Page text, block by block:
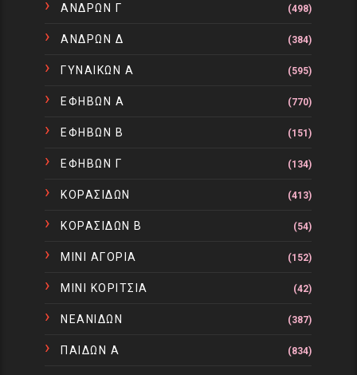
ΑΝΔΡΩΝ Γ (498)
ΑΝΔΡΩΝ Δ (384)
ΓΥΝΑΙΚΩΝ Α (595)
ΕΦΗΒΩΝ Α (770)
ΕΦΗΒΩΝ Β (151)
ΕΦΗΒΩΝ Γ (134)
ΚΟΡΑΣΙΔΩΝ (413)
ΚΟΡΑΣΙΔΩΝ Β (54)
ΜΙΝΙ ΑΓΟΡΙΑ (152)
ΜΙΝΙ ΚΟΡΙΤΣΙΑ (42)
ΝΕΑΝΙΔΩΝ (387)
ΠΑΙΔΩΝ Α (834)